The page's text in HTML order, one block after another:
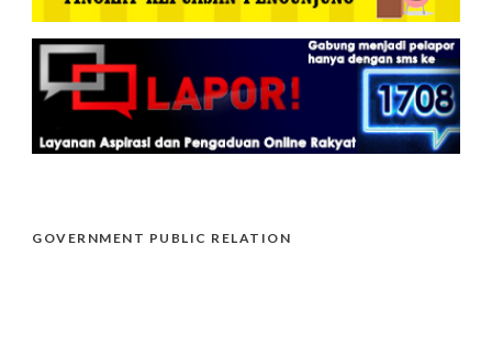
GOVERNMENT PUBLIC RELATION